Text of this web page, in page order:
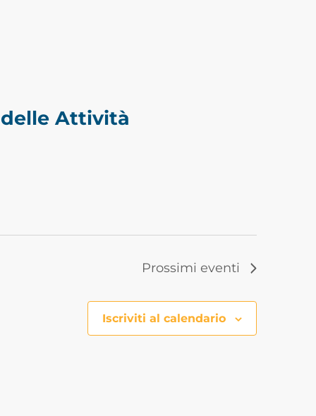
delle Attività
Prossimi eventi
Iscriviti al calendario